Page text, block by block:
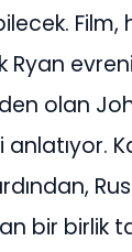
Film,
Ryan
olan
Rus
bir birlik